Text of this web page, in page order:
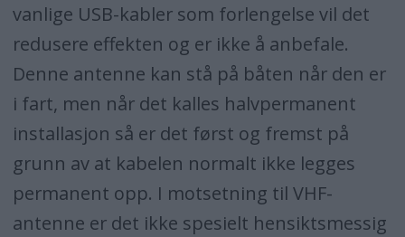
vanlige USB-kabler som forlengelse vil det
redusere effekten og er ikke å anbefale.
Denne antenne kan stå på båten når den er
i fart, men når det kalles halvpermanent
installasjon så er det først og fremst på
grunn av at kabelen normalt ikke legges
permanent opp. I motsetning til VHF-
antenne er det ikke spesielt hensiktsmessig